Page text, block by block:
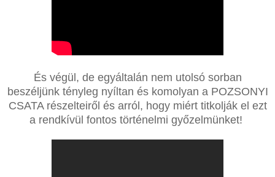
És végül, de egyáltalán nem utolsó sorban
beszéljünk tényleg nyíltan és komolyan a POZSONYI
CSATA részelteiről és arról, hogy miért titkolják el ezt
a rendkívül fontos történelmi győzelmünket!